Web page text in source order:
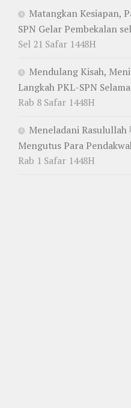
Matangkan Kesiapan,
SPN Gelar Pembekalan
Sel 21 Safar 1448H
Mendulang Kisah,
Langkah PKL-SPN
Rab 8 Safar 1448H
Meneladani Rasulullah ﷺ dalam
Mengutus Para
Rab 1 Safar 1448H